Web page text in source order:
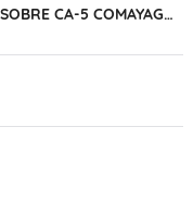
TERRENO 5 MANZANAS SOBRE CA-5 COMAYAGUA